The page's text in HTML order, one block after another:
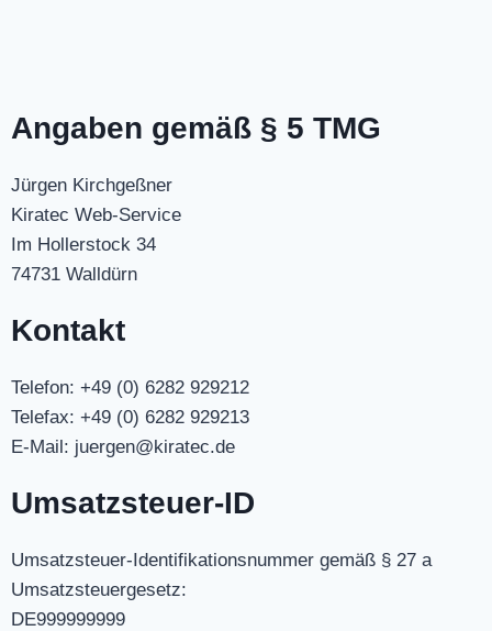
Angaben gemäß § 5 TMG
Jürgen Kirchgeßner
Kiratec Web-Service
Im Hollerstock 34
74731 Walldürn
Kontakt
Telefon: +49 (0) 6282 929212
Telefax: +49 (0) 6282 929213
E-Mail: juergen@kiratec.de
Umsatzsteuer-ID
Umsatzsteuer-Identifikationsnummer gemäß § 27 a
Umsatzsteuergesetz:
DE999999999